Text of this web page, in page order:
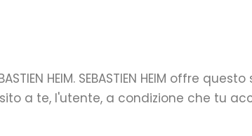
HEIM. SEBASTIEN HEIM offre
a te, l'utente, a condizione che tu